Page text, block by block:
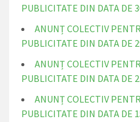
PUBLICITATE DIN DATA DE
ANUNȚ COLECTIV
PUBLICITATE DIN DATA DE
ANUNȚ COLECTIV
PUBLICITATE DIN DATA DE
ANUNȚ COLECTIV
PUBLICITATE DIN DATA DE